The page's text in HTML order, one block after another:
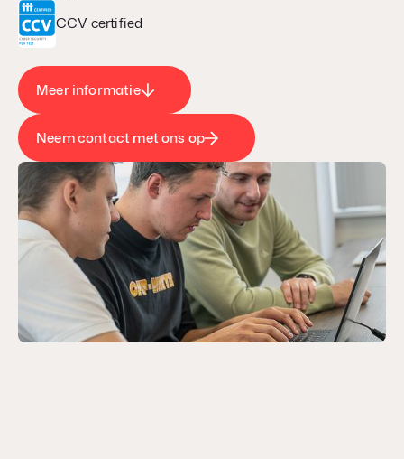
CCV certified
Meer informatie
Neem contact met ons op